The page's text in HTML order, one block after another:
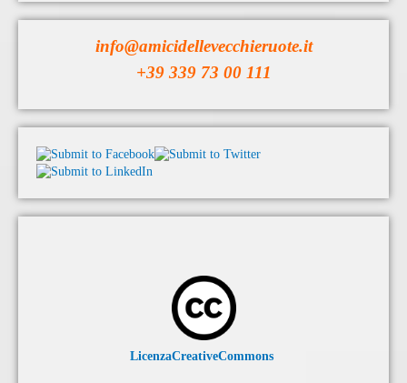
info@amicidellevecchieruote.it
+39 339 73 00 111
LicenzaCreativeCommons